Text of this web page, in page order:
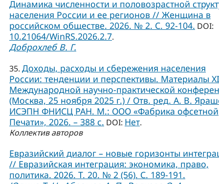
Динамика численности и половозрастной
населения России и ее регионов // Женщина в
российском обществе. 2026. № 2. С. 92-104. DOI:
10.21064/WinRS.2026.2.7.
Доброхлеб В. Г.
35. Доходы, расходы и сбережения населения
России: тенденции и перспективы. Материалы XI
Международной научно-практической
(Москва, 25 ноября 2025 г.) / Отв. ред. А. В.
ИСЭПН ФНИСЦ РАН. М.: ООО «Фабрика офсетной
Печати», 2026. – 388 с. DOI: Нет.
Коллектив авторов
Евразийский диалог – новые горизонты
// Евразийская интеграция: экономика, право,
политика. 2026. Т. 20. № 2 (56). С. 189-191.